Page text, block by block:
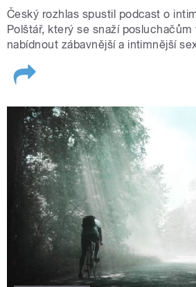
Český rozhlas spustil podcast o
Polštář, který se snaží
nabídnout zábavnější a intimnější